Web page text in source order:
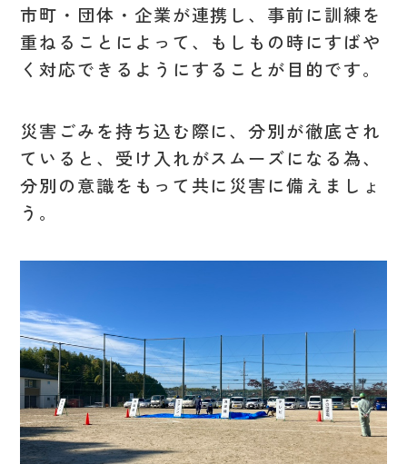
市町・団体・企業が連携し、事前に訓練を
重ねることによって、もしもの時にすばや
く対応できるようにすることが目的です。
災害ごみを持ち込む際に、分別が徹底され
ていると、受け入れがスムーズになる為、
分別の意識をもって共に災害に備えましょ
う。